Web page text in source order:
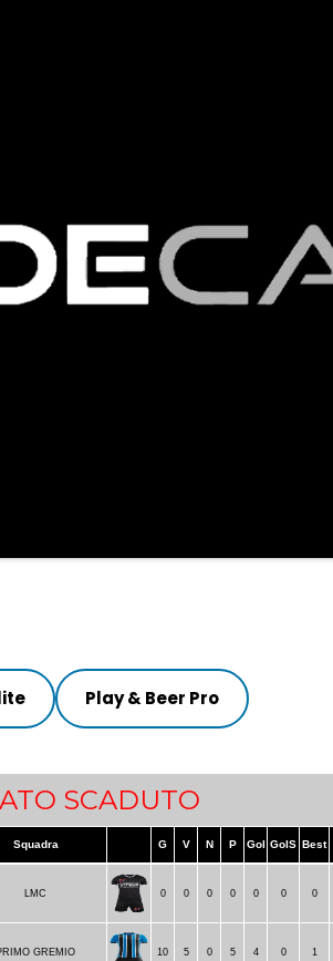
Play & Beer Pro
SCADUTO
Squadra G V N P Gol GolS Best
LMC 0 0 0 0 0 0 0
GREMIO 10 5 0 5 4 0 1